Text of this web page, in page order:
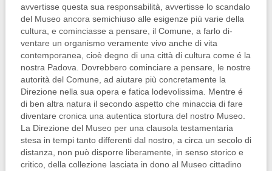
avvertisse questa sua responsabilità, avvertisse lo scandalo
del Museo ancora semichiuso alle esi­genze più varie della
cultura, e comin­ciasse a pensare, il Comune, a farlo di­
ventare un organismo veramente vivo anche di vita
contemporanea, cioè de­gno di una città di cultura come é la
nostra Padova. Dovrebbero cominciare a pensare, le nostre
autorità del Co­mune, ad aiutare più concretamente la
Direzione nella sua opera e fatica lode­volissima. Mentre é
di ben altra natura il secondo aspetto che minaccia di fare
diventare cronica una autentica stortu­ra del nostro Museo.
La Direzione del Museo per una clausola testamentaria
stesa in tempi tanto differenti dal no­stro, a circa un secolo di
distanza, non può disporre liberamente, in senso sto­rico e
critico, della collezione lasciata in dono al Museo cittadino